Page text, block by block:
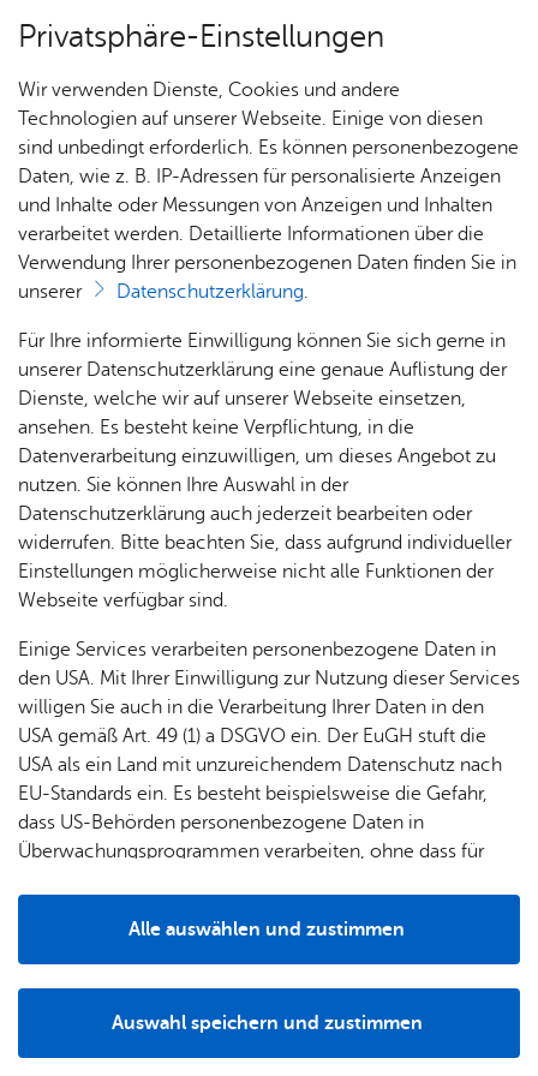
Ver­an­stal­tun­gen
Wel­len­frei­bad
Vor­le­sen
At­trak­tio­nen
Genießen Sie Ihre Freizeit im beheizten
Wellenfreibad. Das kindgerechte und
familienfreundliche Spaß- und Erlebnisbad bietet
eine Menge an Attraktionen im und am Wasser.
Genießen Sie Ihre Freizeit im beheizten Wellenfreibad. Das
kindgerechte und familienfreundliche Spaß- und
Erlebnisbad bietet zahlreiche Attraktionen. Der
Gro­ßes Schwimm­be­cken mit Wel­len­be­trieb und
Sprung­an­la­ge (ein und drei Meter). Die Was­ser­tem­
pe­ra­tur be­trägt ca. 26° C.
Privatsphäre-Einstellungen
Wir verwenden Dienste, Cookies und andere
Technologien auf unserer Webseite. Einige von diesen
sind unbedingt erforderlich. Es können personenbezogene
Daten, wie z. B. IP-Adressen für personalisierte Anzeigen
und Inhalte oder Messungen von Anzeigen und Inhalten
verarbeitet werden. Detaillierte Informationen über die
Verwendung Ihrer personenbezogenen Daten finden Sie in
unserer
Datenschutzerklärung.
Für Ihre informierte Einwilligung können Sie sich gerne in
unserer Datenschutzerklärung eine genaue Auflistung der
Dienste, welche wir auf unserer Webseite einsetzen,
ansehen. Es besteht keine Verpflichtung, in die
Datenverarbeitung einzuwilligen, um dieses Angebot zu
nutzen. Sie können Ihre Auswahl in der
Datenschutzerklärung auch jederzeit bearbeiten oder
widerrufen. Bitte beachten Sie, dass aufgrund individueller
Einstellungen möglicherweise nicht alle Funktionen der
Webseite verfügbar sind.
Einige Services verarbeiten personenbezogene Daten in
den USA. Mit Ihrer Einwilligung zur Nutzung dieser Services
willigen Sie auch in die Verarbeitung Ihrer Daten in den
USA gemäß Art. 49 (1) a DSGVO ein. Der EuGH stuft die
USA als ein Land mit unzureichendem Datenschutz nach
EU-Standards ein. Es besteht beispielsweise die Gefahr,
dass US-Behörden personenbezogene Daten in
Überwachungsprogrammen verarbeiten, ohne dass für
Auswahl speichern und zustimmen
Alle auswählen und zustimmen